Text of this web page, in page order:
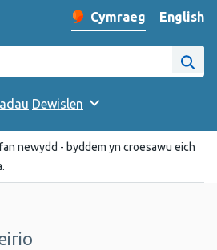
Newid iaith y wefan
Cymraeg English
–
Cyhoeddus Cymru
Dewislen
newydd - byddem yn croesawu eich